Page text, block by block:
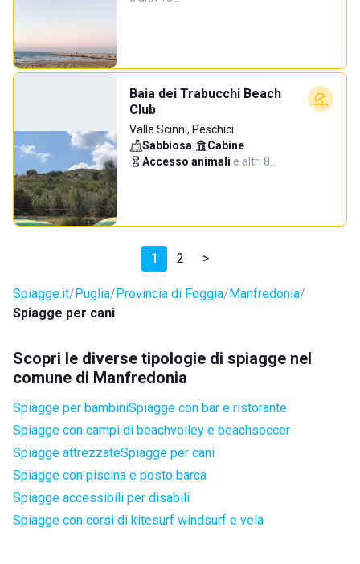
Baia dei Trabucchi Beach
Club
Valle Scinni, Peschici
Sabbiosa· Cabine·
Accesso animali·e altri 8…
1 2 >
Spiagge.it Puglia Provincia di Foggia Manfredonia
Spiagge per cani
Scopri le diverse tipologie di spiagge nel
comune di Manfredonia
Spiagge per bambiniSpiagge con bar e ristorante
Spiagge con campi di beachvolley e beachsoccer
Spiagge attrezzateSpiagge per cani
Spiagge con piscina e posto barca
Spiagge accessibili per disabili
Spiagge con corsi di kitesurf windsurf e vela